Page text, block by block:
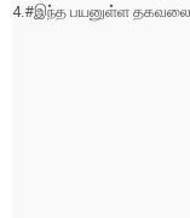
4.#இந்த பயனுள்ள தகவலை